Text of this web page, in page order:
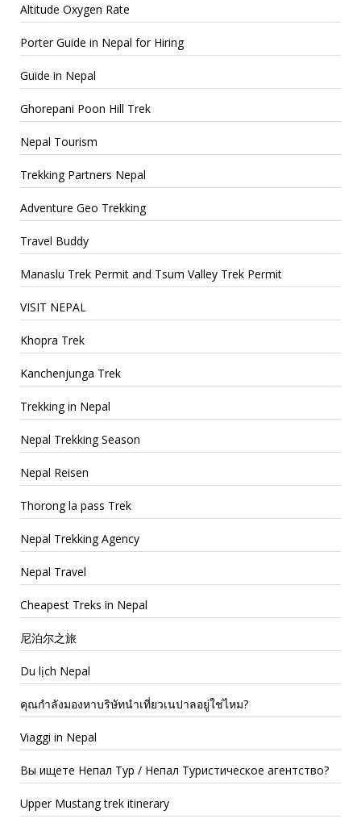
Altitude Oxygen Rate
Porter Guide in Nepal for Hiring
Guide in Nepal
Ghorepani Poon Hill Trek
Nepal Tourism
Trekking Partners Nepal
Adventure Geo Trekking
Travel Buddy
Manaslu Trek Permit and Tsum Valley Trek Permit
VISIT NEPAL
Khopra Trek
Kanchenjunga Trek
Trekking in Nepal
Nepal Trekking Season
Nepal Reisen
Thorong la pass Trek
Nepal Trekking Agency
Nepal Travel
Cheapest Treks in Nepal
尼泊尔之旅
Du lịch Nepal
คุณกำลังมองหาบริษัทนำเที่ยวเนปาลอยู่ใช่ไหม?
Viaggi in Nepal
Вы ищете Непал Тур / Непал Туристическое агентство?
Upper Mustang trek itinerary